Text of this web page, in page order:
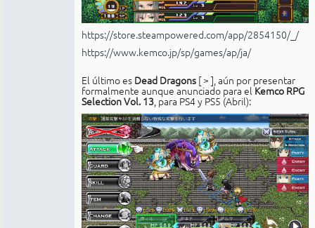
https://store.steampowered.com/app/2854150/_/
https://www.kemco.jp/sp/games/ap/ja/
El último es Dead Dragons [> ], aún por presentar
formalmente aunque anunciado para elKemco RPG
Selection Vol. 13, para PS4 y PS5 (Abril):